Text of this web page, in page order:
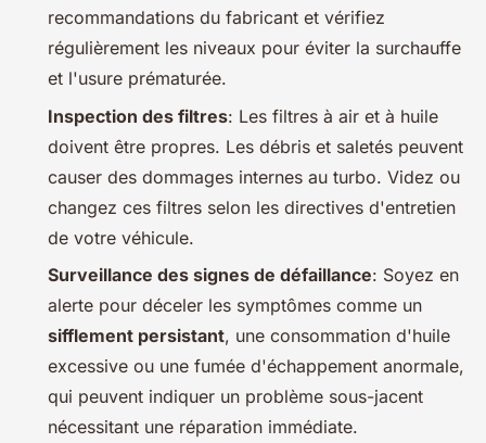
recommandations du fabricant et vérifiez
régulièrement les niveaux pour éviter la surchauffe
et l'usure prématurée.
Inspection des filtres: Les filtres à air et à huile
doivent être propres. Les débris et saletés peuvent
causer des dommages internes au turbo. Videz ou
changez ces filtres selon les directives d'entretien
de votre véhicule.
Surveillance des signes de défaillance: Soyez en
alerte pour déceler les symptômes comme un
sifflement persistant, une consommation d'huile
excessive ou une fumée d'échappement anormale,
qui peuvent indiquer un problème sous-jacent
nécessitant une réparation immédiate.